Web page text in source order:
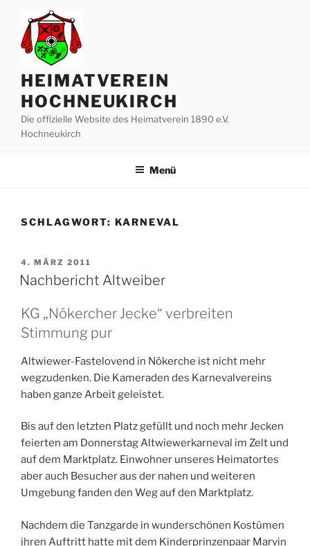
springen
HEIMATVEREIN
HOCHNEUKIRCH
Die offizielle Website des Heimatverein 1890 e.V.
Hochneukirch
Menü
SCHLAGWORT: KARNEVAL
VERÖFFENTLICHT
AM
4. MÄRZ 2011
Nachbericht Altweiber
KG „Nökercher Jecke“ verbreiten
Stimmung pur
Altwiewer-Fastelovend in Nökerche ist nicht mehr
wegzudenken. Die Kameraden des Karnevalvereins
haben ganze Arbeit geleistet.
Bis auf den letzten Platz gefüllt und noch mehr Jecken
feierten am Donnerstag Altwiewerkarneval im Zelt und
auf dem Marktplatz. Einwohner unseres Heimatortes
aber auch Besucher aus der nahen und weiteren
Umgebung fanden den Weg auf den Marktplatz.
Nachdem die Tanzgarde in wunderschönen Kostümen
ihren Auftritt hatte mit dem Kinderprinzenpaar Marvin